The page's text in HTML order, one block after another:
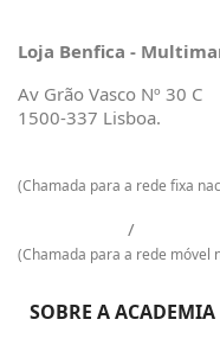
Loja Benfica -
Av Grão Vasco Nº 30 C
1500-337 Lisboa.
(Chamada para a rede fixa
/
(Chamada para a rede móvel
SOBRE A